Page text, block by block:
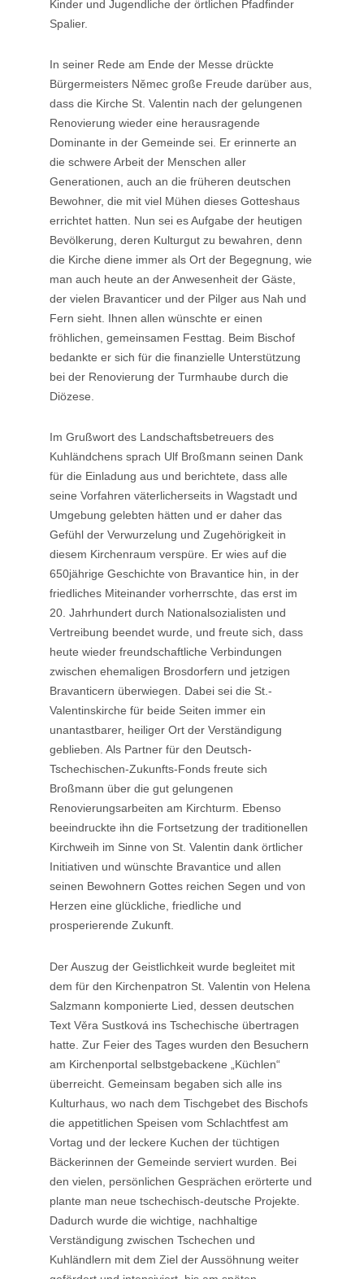
Kinder und Jugendliche der örtlichen Pfadfinder
Spalier.
In seiner Rede am Ende der Messe drückte
Bürgermeisters Němec große Freude darüber aus,
dass die Kirche St. Valentin nach der gelungenen
Renovierung wieder eine herausragende
Dominante in der Gemeinde sei. Er erinnerte an
die schwere Arbeit der Menschen aller
Generationen, auch an die früheren deutschen
Bewohner, die mit viel Mühen dieses Gotteshaus
errichtet hatten. Nun sei es Aufgabe der heutigen
Bevölkerung, deren Kulturgut zu bewahren, denn
die Kirche diene immer als Ort der Begegnung, wie
man auch heute an der Anwesenheit der Gäste,
der vielen Bravanticer und der Pilger aus Nah und
Fern sieht. Ihnen allen wünschte er einen
fröhlichen, gemeinsamen Festtag. Beim Bischof
bedankte er sich für die finanzielle Unterstützung
bei der Renovierung der Turmhaube durch die
Diözese.
Im Grußwort des Landschaftsbetreuers des
Kuhländchens sprach Ulf Broßmann seinen Dank
für die Einladung aus und berichtete, dass alle
seine Vorfahren väterlicherseits in Wagstadt und
Umgebung gelebten hätten und er daher das
Gefühl der Verwurzelung und Zugehörigkeit in
diesem Kirchenraum verspüre. Er wies auf die
650jährige Geschichte von Bravantice hin, in der
friedliches Miteinander vorherrschte, das erst im
20. Jahrhundert durch Nationalsozialisten und
Vertreibung beendet wurde, und freute sich, dass
heute wieder freundschaftliche Verbindungen
zwischen ehemaligen Brosdorfern und jetzigen
Bravanticern überwiegen. Dabei sei die St.-
Valentinskirche für beide Seiten immer ein
unantastbarer, heiliger Ort der Verständigung
geblieben. Als Partner für den Deutsch-
Tschechischen-Zukunfts-Fonds freute sich
Broßmann über die gut gelungenen
Renovierungsarbeiten am Kirchturm. Ebenso
beeindruckte ihn die Fortsetzung der traditionellen
Kirchweih im Sinne von St. Valentin dank örtlicher
Initiativen und wünschte Bravantice und allen
seinen Bewohnern Gottes reichen Segen und von
Herzen eine glückliche, friedliche und
prosperierende Zukunft.
Der Auszug der Geistlichkeit wurde begleitet mit
dem für den Kirchenpatron St. Valentin von Helena
Salzmann komponierte Lied, dessen deutschen
Text Věra Sustková ins Tschechische übertragen
hatte. Zur Feier des Tages wurden den Besuchern
am Kirchenportal selbstgebackene „Küchlen“
überreicht. Gemeinsam begaben sich alle ins
Kulturhaus, wo nach dem Tischgebet des Bischofs
die appetitlichen Speisen vom Schlachtfest am
Vortag und der leckere Kuchen der tüchtigen
Bäckerinnen der Gemeinde serviert wurden. Bei
den vielen, persönlichen Gesprächen erörterte und
plante man neue tschechisch-deutsche Projekte.
Dadurch wurde die wichtige, nachhaltige
Verständigung zwischen Tschechen und
Kuhländlern mit dem Ziel der Aussöhnung weiter